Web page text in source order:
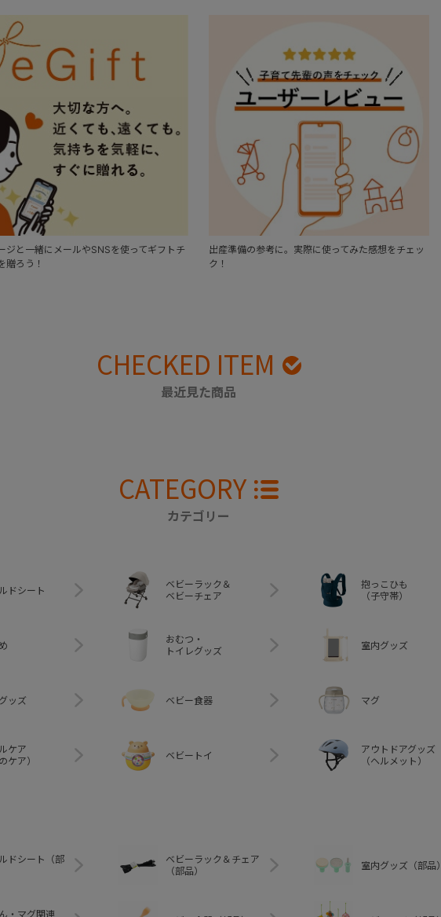
ジと一緒にメールやSNSを使ってギフトチ
贈ろう！
出産準備の参考に。実際に使ってみた感想をチェッ
ク！
CHECKED ITEM
最近見た商品
CATEGORY
カテゴリー
ドシート
ベビーラック＆
ベビーチェア
抱っこひも
（子守帯）
おむつ・
トイレグッズ
室内グッズ
ッズ ベビー食器 マグ
ケア
ケア）
ベビートイ
アウトドアグッズ
（ヘルメット）
ドシート（部
ベビーラック＆チェア
（部品）
室内グッズ（部品）
・マグ関連